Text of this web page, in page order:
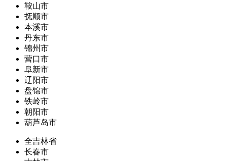
鞍山市
抚顺市
本溪市
丹东市
锦州市
营口市
阜新市
辽阳市
盘锦市
铁岭市
朝阳市
葫芦岛市
全吉林省
长春市